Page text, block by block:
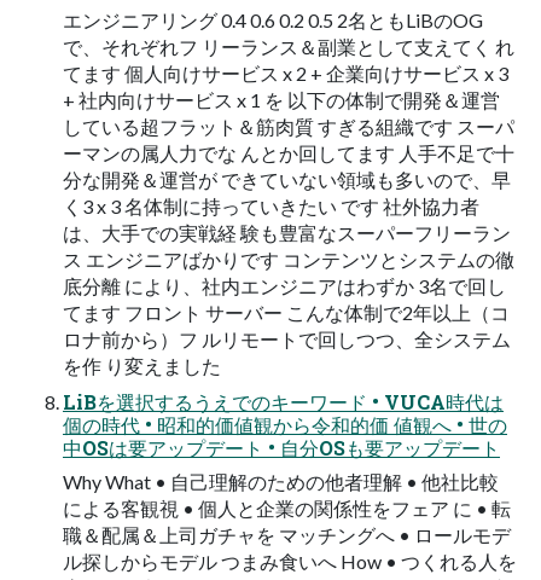
エンジニアリング 0.4 0.6 0.2 0.5 2名ともLiBのOG
で、それぞれフ リーランス＆副業として支えてく れ
てます 個人向けサービス x 2 + 企業向けサービス x 3
+ 社内向けサービス x 1 を 以下の体制で開発＆運営
している超フラット＆筋肉質 すぎる組織です スーパ
ーマンの属人力でな んとか回してます 人手不足で十
分な開発＆運営が できていない領域も多いので、早
く3 x 3 名体制に持っていきたい です 社外協力者
は、大手での実戦経 験も豊富なスーパーフリーラン
ス エンジニアばかりです コンテンツとシステムの徹
底分離 により、社内エンジニアはわずか 3名で回し
てます フロント サーバー こんな体制で2年以上（コ
ロナ前から）フ ルリモートで回しつつ、全システム
を作 り変えました
LiBを選択するうえでのキーワード • VUCA時代は
個の時代 • 昭和的価値観から令和的価 値観へ • 世の
中OSは要アップデート • 自分OSも要アップデート
Why What • 自己理解のための他者理解 • 他社比較
による客観視 • 個人と企業の関係性をフェア に • 転
職＆配属＆上司ガチャを マッチングへ • ロールモデ
ル探しからモデル つまみ食いへ How • つくれる人を